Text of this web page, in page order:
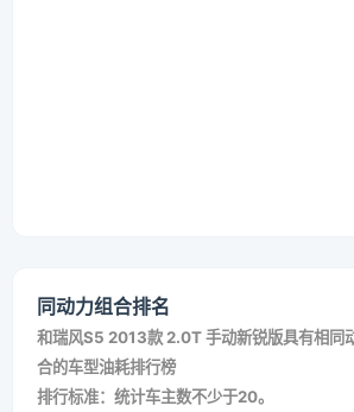
同动力组合排名
和瑞风S5 2013款 2.0T 手动新锐版具有相同
合的车型油耗排行榜
排行标准：统计车主数不少于20。